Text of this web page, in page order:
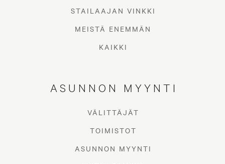
STAILAAJAN VINKKI
MEISTÄ ENEMMÄN
KAIKKI
ASUNNON MYYNTI
VÄLITTÄJÄT
TOIMISTOT
ASUNNON MYYNTI